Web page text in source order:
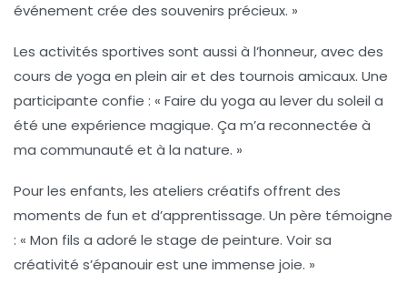
événement crée des souvenirs précieux. »
Les activités sportives sont aussi à l’honneur, avec des
cours de yoga en plein airet des tournois amicaux. Une
participante confie : « Faire du yoga au lever du soleil a
été une expérience magique. Ça m’a reconnectée à
ma communauté et à la nature. »
Pour les enfants, les ateliers créatifs offrent des
moments de fun et d’apprentissage. Un père témoigne
: « Mon fils a adoré le stage de peinture. Voir sa
créativité s’épanouir est une immense joie. »